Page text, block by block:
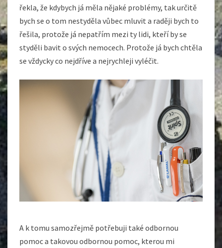
řekla, že kdybych já měla nějaké problémy, tak určitě
bych se o tom nestyděla vůbec mluvit a raději bych to
řešila, protože já nepatřím mezi ty lidi, kteří by se
styděli bavit o svých nemocech. Protože já bych chtěla
se vždycky co nejdříve a nejrychleji vyléčit.
A k tomu samozřejmě potřebuji také odbornou
pomoc a takovou odbornou pomoc, kterou mi